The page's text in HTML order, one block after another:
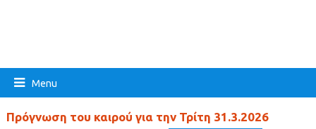
Menu
Πρόγνωση του καιρού για την Τρίτη 31.3.2026